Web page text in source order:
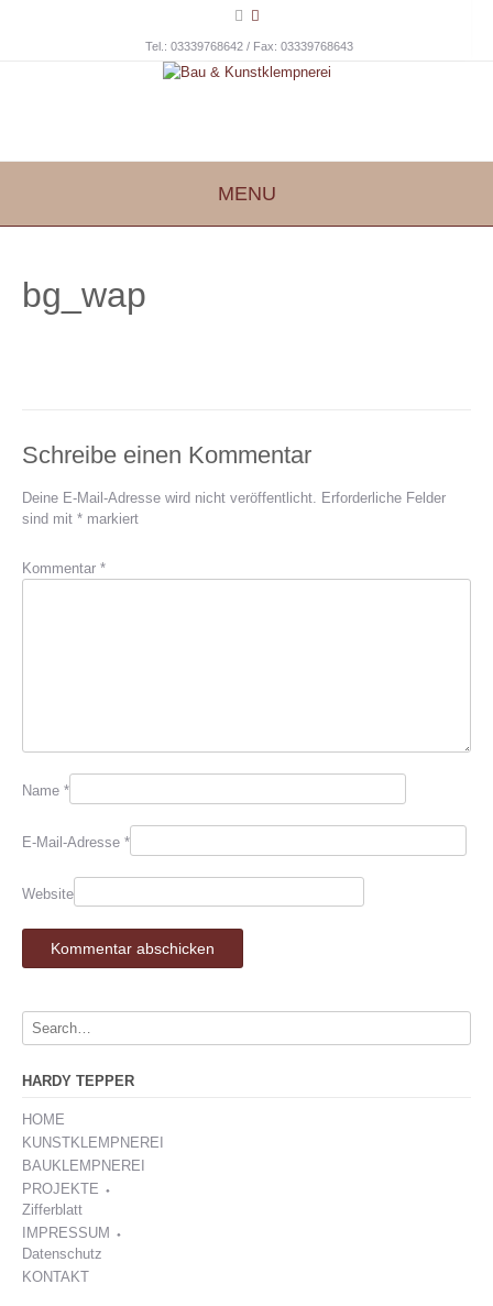
Tel.: 03339768642 / Fax: 03339768643
MENU
bg_wap
Schreibe einen Kommentar
Deine E-Mail-Adresse wird nicht veröffentlicht. Erforderliche Felder
sind mit * markiert
Kommentar *
Name *
E-Mail-Adresse *
Website
HARDY TEPPER
HOME
KUNSTKLEMPNEREI
BAUKLEMPNEREI
PROJEKTE ⬩
Zifferblatt
IMPRESSUM ⬩
Datenschutz
KONTAKT